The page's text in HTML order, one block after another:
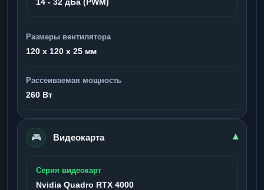
Размеры вентилятора
120 x 120 x 25 мм
Рассеиваемая мощность
260 Вт
🎮 Видеокарта ▾
Серия видеокарт
Nvidia Quadro RTX 4000